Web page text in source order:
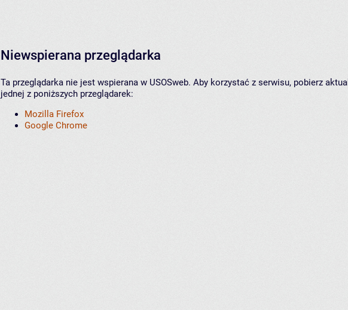
Niewspierana przeglądarka
Ta przeglądarka nie jest wspierana w USOSweb. Aby korzystać z serwisu, pobierz
jednej z poniższych przeglądarek:
Mozilla Firefox
Google Chrome